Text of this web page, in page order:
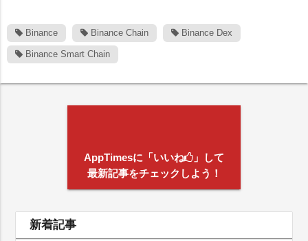
Binance Binance Chain Binance Dex
Binance Smart Chain
AppTimesに「いいね
」して
最新記事をチェックしよう！
新着記事